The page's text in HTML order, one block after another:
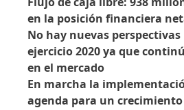
en la posición financiera
No hay nuevas
ejercicio 2020 ya que
en el mercado
En marcha la
agenda para un